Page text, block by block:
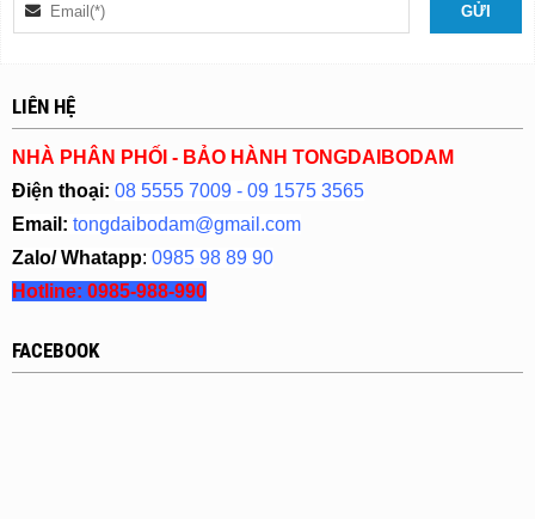
LIÊN HỆ
NHÀ PHÂN PHỐI - BẢO HÀNH TONGDAIBODAM
Điện thoại: 08 5555 7009 - 09 1575 3565
Email: tongdaibodam@gmail.com
Zalo/ Whatapp: 0985 98 89 90
Hotline: 0985-988-990
FACEBOOK